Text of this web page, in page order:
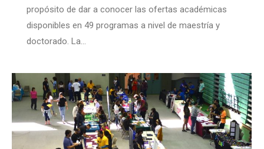
propósito de dar a conocer las ofertas académicas
disponibles en 49 programas a nivel de maestría y
doctorado. La…